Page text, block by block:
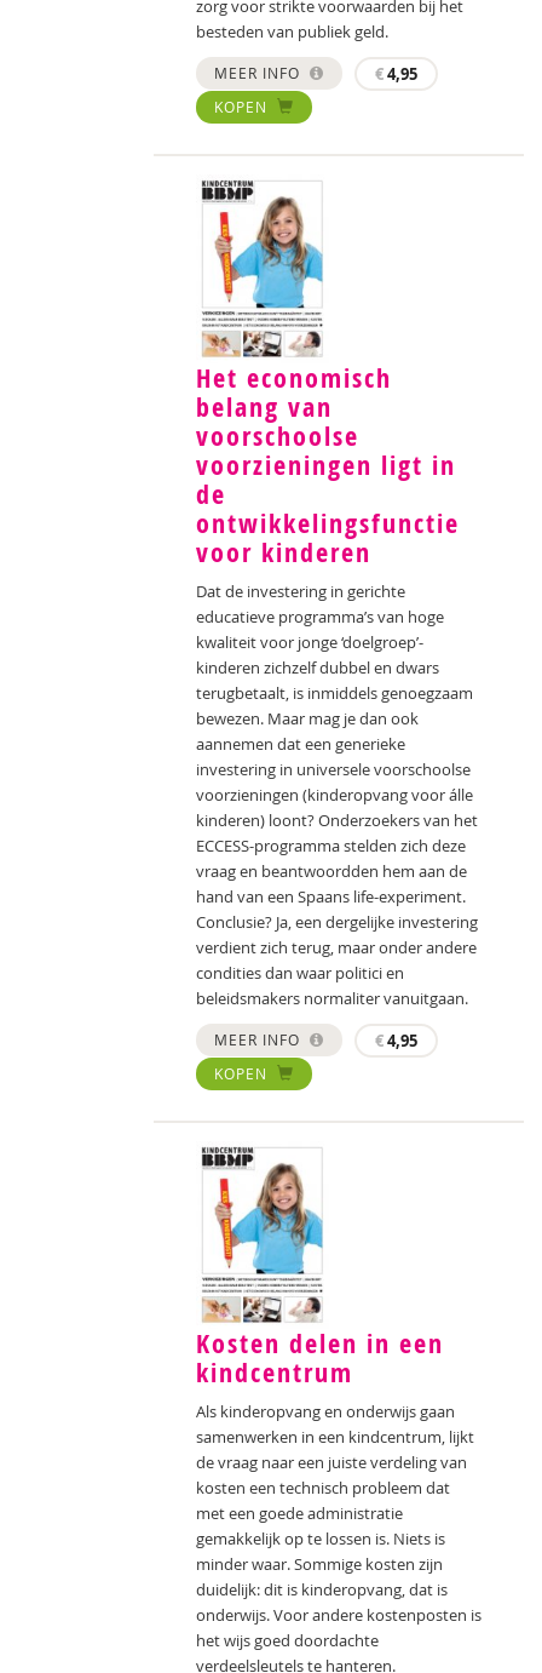
zorg voor strikte voorwaarden bij het
besteden van publiek geld.
MEER INFO €4,95
KOPEN
Het economisch
belang van
voorschoolse
voorzieningen ligt in
de
ontwikkelingsfunctie
voor kinderen
Dat de investering in gerichte
educatieve programma’s van hoge
kwaliteit voor jonge ‘doelgroep’-
kinderen zichzelf dubbel en dwars
terugbetaalt, is inmiddels genoegzaam
bewezen. Maar mag je dan ook
aannemen dat een generieke
investering in universele voorschoolse
voorzieningen (kinderopvang voor álle
kinderen) loont? Onderzoekers van het
ECCESS-programma stelden zich deze
vraag en beantwoordden hem aan de
hand van een Spaans life-experiment.
Conclusie? Ja, een dergelijke investering
verdient zich terug, maar onder andere
condities dan waar politici en
beleidsmakers normaliter vanuitgaan.
MEER INFO €4,95
KOPEN
Kosten delen in een
kindcentrum
Als kinderopvang en onderwijs gaan
samenwerken in een kindcentrum, lijkt
de vraag naar een juiste verdeling van
kosten een technisch probleem dat
met een goede administratie
gemakkelijk op te lossen is. Niets is
minder waar. Sommige kosten zijn
duidelijk: dit is kinderopvang, dat is
onderwijs. Voor andere kostenposten is
het wijs goed doordachte
verdeelsleutels te hanteren.